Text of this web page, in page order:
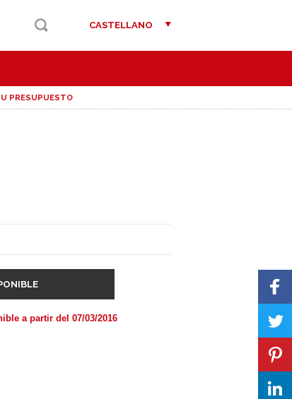
CASTELLANO
PRESUPUESTO
a partir del 07/03/2016